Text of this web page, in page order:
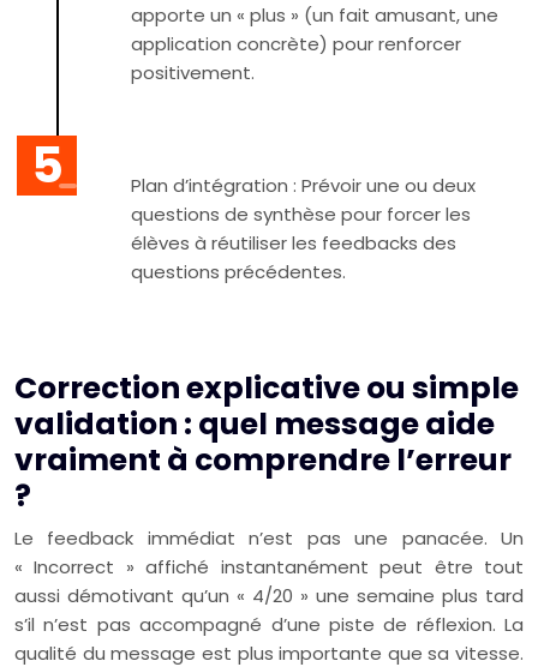
apporte un « plus » (un fait amusant, une
application concrète) pour renforcer
positivement.
Plan d’intégration : Prévoir une ou deux
questions de synthèse pour forcer les
élèves à réutiliser les feedbacks des
questions précédentes.
Correction explicative ou simple
validation : quel message aide
vraiment à comprendre l’erreur
?
Le feedback immédiat n’est pas une panacée. Un
« Incorrect » affiché instantanément peut être tout
aussi démotivant qu’un « 4/20 » une semaine plus tard
s’il n’est pas accompagné d’une piste de réflexion. La
qualité du message est plus importante que sa vitesse.